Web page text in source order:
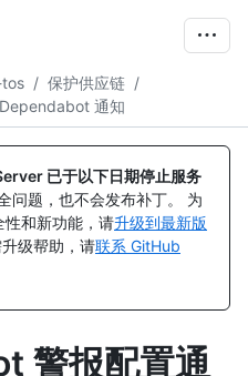
/ 保护供应链 /
通知
已于以下日期停止服务
问题，也不会发布补丁。 为
性和新功能，请升级到最新版
级帮助，请联系 GitHub
警报配置通